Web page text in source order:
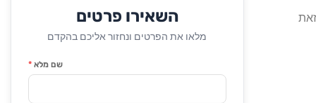
השאירו פרטים
מלאו את הפרטים ונחזור אליכם בהקדם
שם מלא*